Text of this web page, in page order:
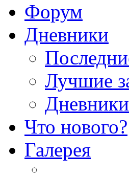
Форум
Дневники
Лучшие
Дневники
Что нового?
Галерея